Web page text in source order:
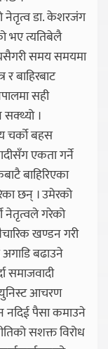
नेतृत्व डा. केशरजंग
भए त्यतिबेलै
समय समयमा
र बाहिरबाट
सही
।
चर्को बहस
एकता गर्ने
बाहिरिएका
छन् । उमेरको
नेतृत्वले गरेको
खण्डन गरी
अगाडि बढाउने
समाजवादी
आचरण
नदिई पैसा कमाउने
सशक्त विरोध